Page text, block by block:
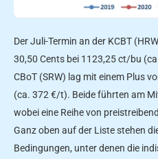
Der Juli-Termin an der KCBT
30,50 Cents bei 1123,25 ct/bu
CBoT (SRW) lag mit einem Plus
(ca. 372 €/t). Beide führten am
wobei eine Reihe von
Ganz oben auf der Liste stehen
Bedingungen, unter denen die